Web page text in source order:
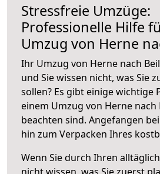
Stressfreie Umzüge:
Professionelle Hilfe
Umzug von Herne
Ihr Umzug von Herne nach
und Sie wissen nicht, was Sie
sollen? Es gibt einige wichtige
einem Umzug von Herne nach
beachten sind. Angefangen
hin zum Verpacken Ihres
Wenn Sie durch Ihren